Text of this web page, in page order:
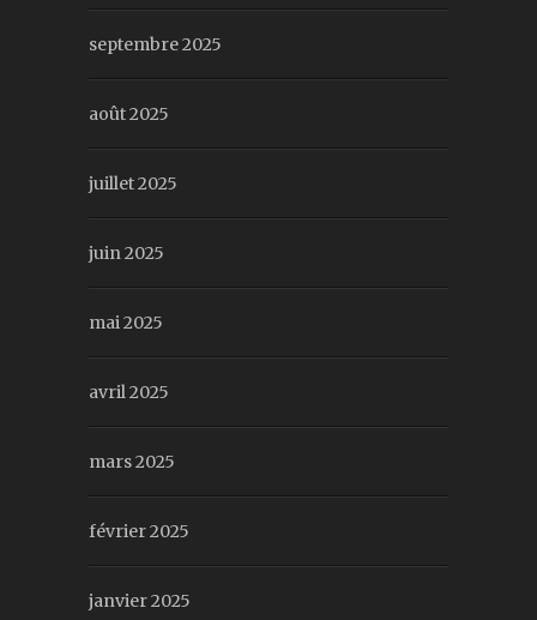
septembre 2025
août 2025
juillet 2025
juin 2025
mai 2025
avril 2025
mars 2025
février 2025
janvier 2025